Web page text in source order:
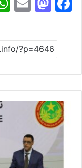
c
e
b
o
o
k
st
o
d
o
n
ai
l